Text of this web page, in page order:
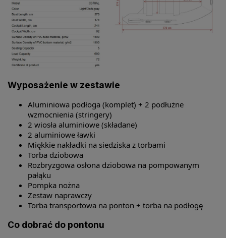
Wyposażenie w zestawie
Aluminiowa podłoga (komplet) + 2 podłużne
wzmocnienia (stringery)
2 wiosła aluminiowe (składane)
2 aluminiowe ławki
Miękkie nakładki na siedziska z torbami
Torba dziobowa
Rozbryzgowa osłona dziobowa na pompowanym
pałąku
Pompka nożna
Zestaw naprawczy
Torba transportowa na ponton + torba na podłogę
Co dobrać do pontonu